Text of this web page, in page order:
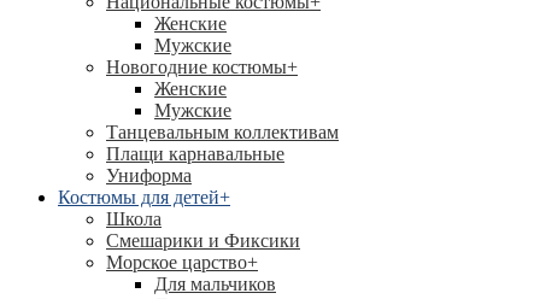
Женские
Мужские
Новогодние костюмы+
Женские
Мужские
Танцевальным коллективам
Плащи карнавальные
Униформа
Костюмы для детей+
Школа
Смешарики и Фиксики
Морское царство+
Для мальчиков